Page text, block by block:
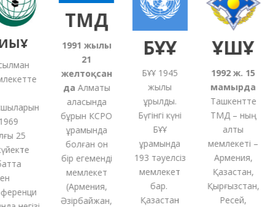
25
ТМД
1991жылғы
21
желтоқсан
даАлматы
қаласында
бұрын КСРО
құрамында
болғанон
бір егеменді
мемлекет
Армения,
Әзірбайжан,
БҰҰ
БҰҰ 1945
жылы
құрылды.
Бүгінгі күні
БҰҰ
құрамында
193 тәуелсіз
мемлекет
бар.
Қазақстан
ҰҚШҰ
1992 ж. 15
мамырда
Ташкентте
ТМД – ның
алты
мемлекеті –
Армения,
Қазақстан,
Қырғызстан,
Ресей,